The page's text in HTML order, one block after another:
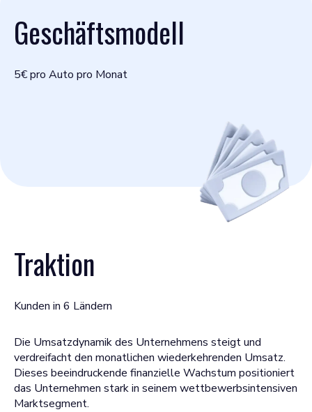
Geschäftsmodell
5€ pro Auto pro Monat
Traktion
Kunden in 6 Ländern
Die Umsatzdynamik des Unternehmens steigt und
verdreifacht den monatlichen wiederkehrenden Umsatz.
Dieses beeindruckende finanzielle Wachstum positioniert
das Unternehmen stark in seinem wettbewerbsintensiven
Marktsegment.